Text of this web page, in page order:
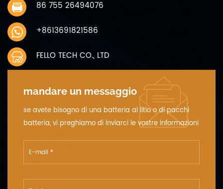
86 755 26494076
+8613691821586
FELLO TECH CO., LTD
mandare un messaggio
se avete bisogno di una batteria al litio o di pacchi
batteria, vi preghiamo di inviarci le vostre informazioni